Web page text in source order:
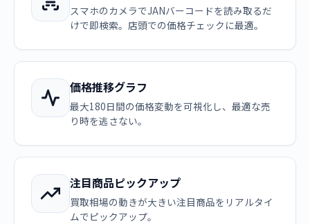
スマホのカメラでJANバーコードを読み取るだ
けで即検索。店頭での価格チェックに最適。
価格推移グラフ
最大180日間の価格変動を可視化し、最適な売
り時を逃さない。
注目商品ピックアップ
買取相場の動きが大きい注目商品をリアルタイ
ムでピックアップ。